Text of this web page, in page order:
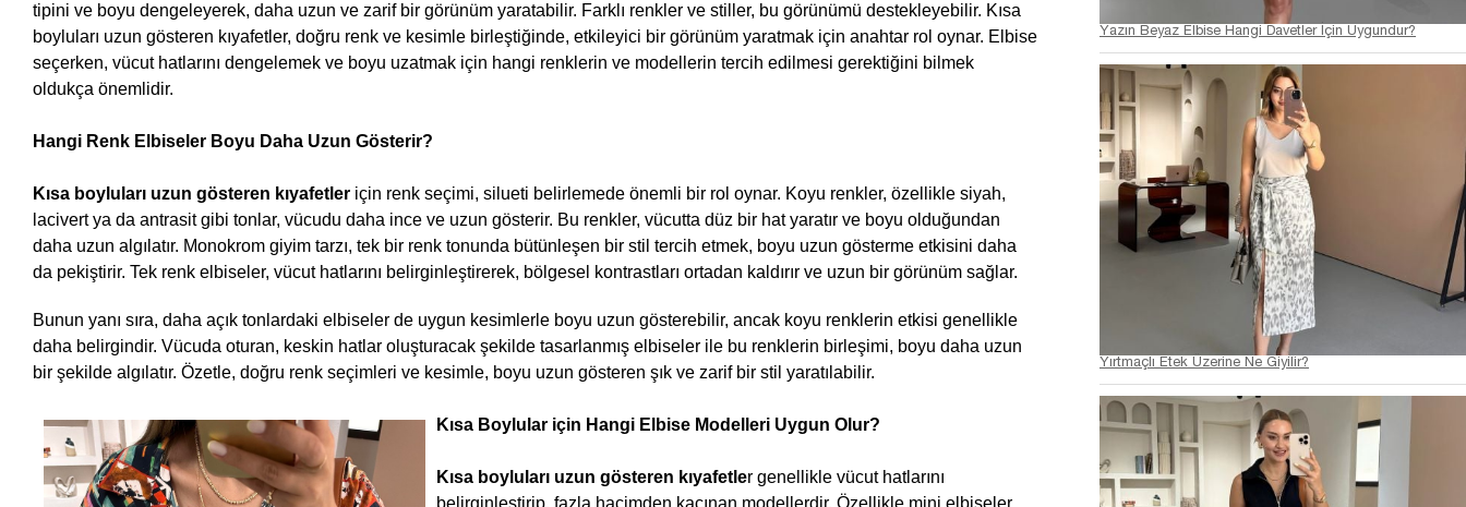
tipini ve boyu dengeleyerek, daha uzun ve zarif bir görünüm yaratabilir. Farklı renkler ve stiller, bu görünümü destekleyebilir. Kısa
boyluları uzun gösteren kıyafetler, doğru renk ve kesimle birleştiğinde, etkileyici bir görünüm yaratmak için anahtar rol oynar. Elbise
seçerken, vücut hatlarını dengelemek ve boyu uzatmak için hangi renklerin ve modellerin tercih edilmesi gerektiğini bilmek
oldukça önemlidir.
Hangi Renk Elbiseler Boyu Daha Uzun Gösterir?
Kısa boyluları uzun gösteren kıyafetler için renk seçimi, silueti belirlemede önemli bir rol oynar. Koyu renkler, özellikle siyah,
lacivert ya da antrasit gibi tonlar, vücudu daha ince ve uzun gösterir. Bu renkler, vücutta düz bir hat yaratır ve boyu olduğundan
daha uzun algılatır. Monokrom giyim tarzı, tek bir renk tonunda bütünleşen bir stil tercih etmek, boyu uzun gösterme etkisini daha
da pekiştirir. Tek renk elbiseler, vücut hatlarını belirginleştirerek, bölgesel kontrastları ortadan kaldırır ve uzun bir görünüm sağlar.
Bunun yanı sıra, daha açık tonlardaki elbiseler de uygun kesimlerle boyu uzun gösterebilir, ancak koyu renklerin etkisi genellikle
daha belirgindir. Vücuda oturan, keskin hatlar oluşturacak şekilde tasarlanmış elbiseler ile bu renklerin birleşimi, boyu daha uzun
bir şekilde algılatır. Özetle, doğru renk seçimleri ve kesimle, boyu uzun gösteren şık ve zarif bir stil yaratılabilir.
Kısa Boylular için Hangi Elbise Modelleri Uygun Olur?
Kısa boyluları uzun gösteren kıyafetler genellikle vücut hatlarını
Yazın Beyaz Elbise Hangi Davetler İçin Uygundur?
Yırtmaçlı Etek Üzerine Ne Giyilir?